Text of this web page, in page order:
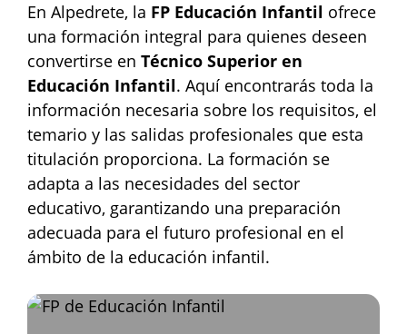
En Alpedrete, la FP Educación Infantil ofrece
una formación integral para quienes deseen
convertirse en Técnico Superior en
Educación Infantil. Aquí encontrarás toda la
información necesaria sobre los requisitos, el
temario y las salidas profesionales que esta
titulación proporciona. La formación se
adapta a las necesidades del sector
educativo, garantizando una preparación
adecuada para el futuro profesional en el
ámbito de la educación infantil.